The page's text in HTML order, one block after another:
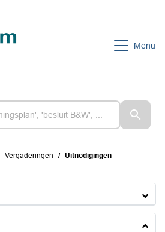
Menu
Vergaderingen Uitnodigingen